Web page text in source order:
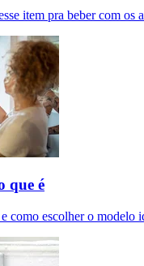
item pra beber com os
que é
como escolher o modelo